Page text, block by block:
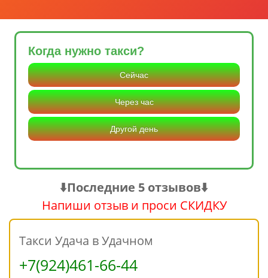
Когда нужно такси?
Сейчас
Через час
Другой день
⬇️Последние 5 отзывов⬇️
Напиши отзыв и проси СКИДКУ
Такси Удача в Удачном
+7(924)461-66-44